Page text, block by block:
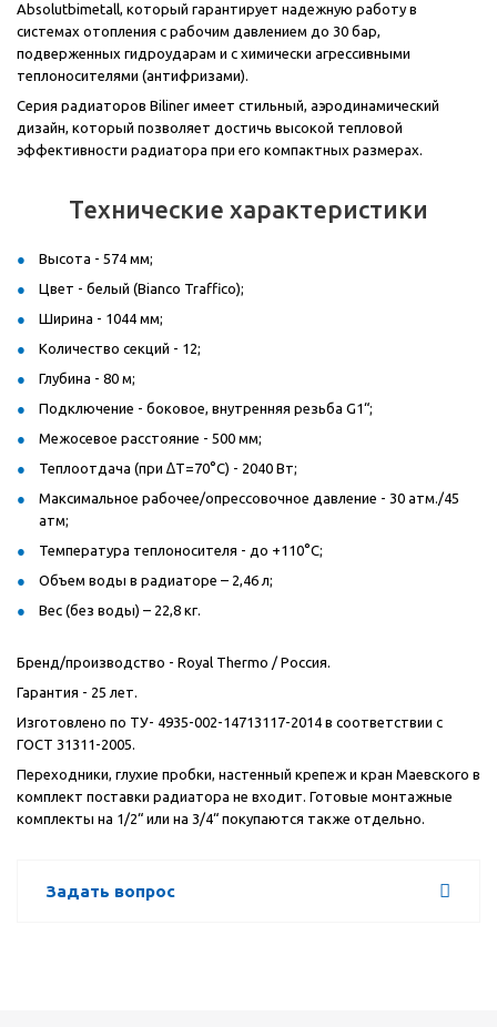
Absolutbimetall, который гарантирует надежную работу в
системах отопления с рабочим давлением до 30 бар,
подверженных гидроударам и с химически агрессивными
теплоносителями (антифризами).
Серия радиаторов Biliner имеет стильный, аэродинамический
дизайн, который позволяет достичь высокой тепловой
эффективности радиатора при его компактных размерах.
Технические характеристики
Высота - 574 мм;
Цвет - белый (Bianco Traffico);
Ширина - 1044 мм;
Количество секций - 12;
Глубина - 80 м;
Подключение - боковое, внутренняя резьба G1“;
Межосевое расстояние - 500 мм;
Теплоотдача (при ∆T=70°C) - 2040 Вт;
Максимальное рабочее/опрессовочное давление - 30 атм./45
атм;
Температура теплоносителя - до +110°C;
Объем воды в радиаторе – 2,46 л;
Вес (без воды) – 22,8 кг.
Бренд/производство - Royal Thermo / Россия.
Гарантия - 25 лет.
Изготовлено по ТУ- 4935-002-14713117-2014 в соответствии с
ГОСТ 31311-2005.
Переходники, глухие пробки, настенный крепеж и кран Маевского в
комплект поставки радиатора не входит. Готовые монтажные
комплекты на 1/2“ или на 3/4“ покупаются также отдельно.
Задать вопрос